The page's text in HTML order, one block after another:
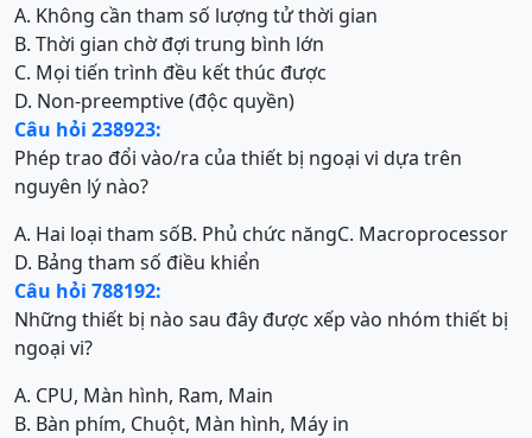
A. Không cần tham số lượng tử thời gian
B. Thời gian chờ đợi trung bình lớn
C. Mọi tiến trình đều kết thúc được
D. Non-preemptive (độc quyền)
Câu hỏi 238923:
Phép trao đổi vào/ra của thiết bị ngoại vi dựa trên
nguyên lý nào?
A. Hai loại tham sốB. Phủ chức năngC. Macroprocessor
D. Bảng tham số điều khiển
Câu hỏi 788192:
Những thiết bị nào sau đây được xếp vào nhóm thiết bị
ngoại vi?
A. CPU, Màn hình, Ram, Main
B. Bàn phím, Chuột, Màn hình, Máy in